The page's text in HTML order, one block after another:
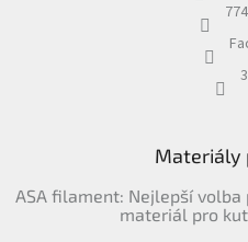
Materiály
ASA filament: Nejlepší
materiál pro